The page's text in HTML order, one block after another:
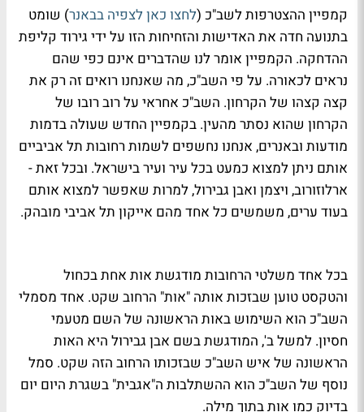
קמפיין ההצטרפות לשב"כ (לחצו כאן לצפיה בבאנר) שומט
בתנועה חדה את האדישות והזחיחות הזו על ידי גירוד קליפת
ההדחקה. הקמפיין אומר לנו שהדברים אינם כפי שהם
נראים לכאורה. על פי השב"כ, מה שאנחנו רואים זה רק את
קצה קצהו של הקרחון. השב"כ אחראי על רוב רובו של
הקרחון שהוא נסתר מהעין. בקמפיין החדש שעולה בדמות
מודעות ובאנרים, אנחנו נחשפים לשמות רחובות תל אביביים
אותם ניתן למצוא כמעט בכל עיר ועיר בישראל. ובכל זאת -
ארלוזורוב, ויצמן ואבן גבירול, למרות שאפשר למצוא אותם
בעוד ערים, משמשים כל אחד מהם אייקון תל אביבי מובהק.
בכל אחד משלטי הרחובות מודגשת אות אחת בכחול
והטקסט טוען שבזכות אותה "אות" הרחוב שקט. אחד מסמלי
השב"כ הוא השימוש באות הראשונה של השם מטעמי
חסיון. למשל ב', המודגשת בשם אבן גבירול היא האות
הראשונה של איש השב"כ שבזכותו הרחוב הזה שקט. סמל
נוסף של השב"כ הוא ההשתלבות ה"אגבית" בשגרת היום יום
בדיוק כמו אות בתוך מילה.